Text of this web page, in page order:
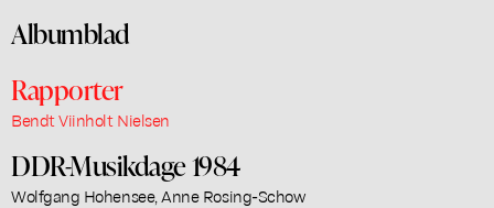
Albumblad
Rapporter
Bendt Viinholt Nielsen
DDR-Musikdage 1984
Wolfgang Hohensee, Anne Rosing-Schow